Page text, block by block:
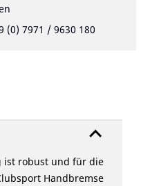
(0) 7971 / 9630 180
ist robust und für die
Handbremse